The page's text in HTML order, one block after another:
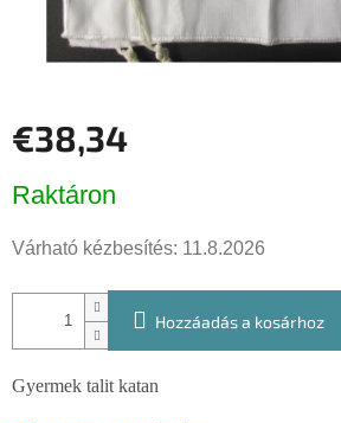
€38,34
Raktáron
Várható kézbesítés: 11.8.2026
Hozzáadás a kosárhoz
Gyermek talit katan